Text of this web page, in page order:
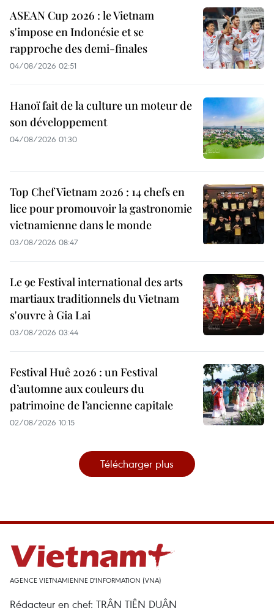
ASEAN Cup 2026 : le Vietnam
s'impose en Indonésie et se
rapproche des demi-finales
04/08/2026 02:51
Hanoï fait de la culture un moteur de
son développement
04/08/2026 01:30
Top Chef Vietnam 2026 : 14 chefs en
lice pour promouvoir la gastronomie
vietnamienne dans le monde
03/08/2026 08:47
Le 9e Festival international des arts
martiaux traditionnels du Vietnam
s'ouvre à Gia Lai
03/08/2026 03:44
Festival Huê 2026 : un Festival
d’automne aux couleurs du
patrimoine de l’ancienne capitale
02/08/2026 10:15
Télécharger plus
AGENCE VIETNAMIENNE D'INFORMATION (VNA)
Rédacteur en chef: TRÂN TIÊN DUÂN